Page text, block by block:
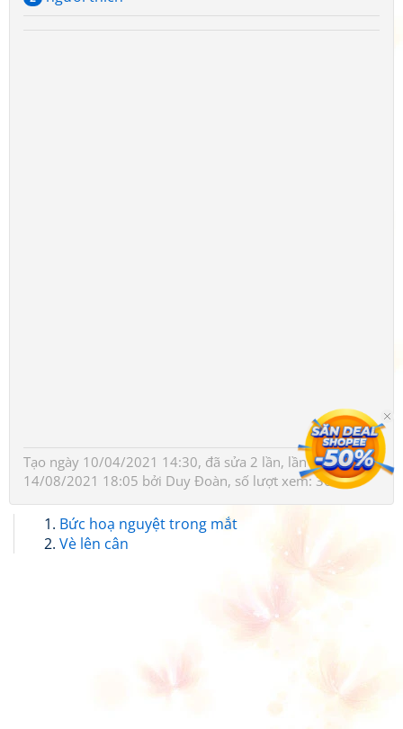
Tạo ngày 10/04/2021 14:30, đã sửa 2 lần, lần cuối ngày
14/08/2021 18:05 bởi Duy Đoàn, số lượt xem: 364
Bức hoạ nguyệt trong mắt
Vè lên cân